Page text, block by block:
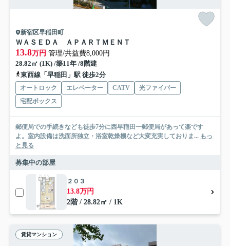
新宿区早稲田町
ＷＡＳＥＤＡ ＡＰＡＲＴＭＥＮＴ
13.8万円 管理/共益費8,000円
28.82㎡ (1K) /築11年 /8階建
東西線「早稲田」駅 徒歩2分
オートロック エレベーター CATV
光ファイバー
宅配ボックス
郵便局での手続きなども徒歩7分に西早稲田一郵便局があって楽です
よ。室内設備は洗面所独立・浴室乾燥機など大変充実しておりま... もっ
と見る
募集中の部屋
２０３
13.8万円
2階 / 28.82㎡ / 1K
賃貸マンション